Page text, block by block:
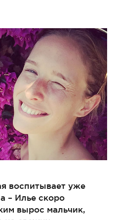
воспитывает уже
– Илье скоро
вырос мальчик,